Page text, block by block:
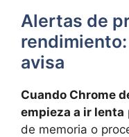
Alertas de
avisa
Cuando Chrome
empieza a ir lenta
de memoria o